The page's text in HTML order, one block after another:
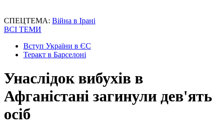
СПЕЦТЕМА: Війна в Ірані
ВСІ ТЕМИ
Вступ України в ЄС
Теракт в Барселоні
Унаслідок вибухів в
Афганістані загинули дев'ять
осіб